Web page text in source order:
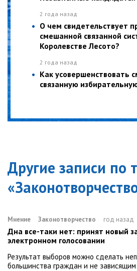
2 года назад
О чем свидетельствует
смешанной связанной
Королевстве Лесото?
2 года назад
Как усовершенствовать
связанную
Другие записи по
«
Мнение Законотворчество год назад
Дна все-таки нет: принят новый
электронном голосовании
Результат выборов можно сделать
большинства граждан и не зависящим